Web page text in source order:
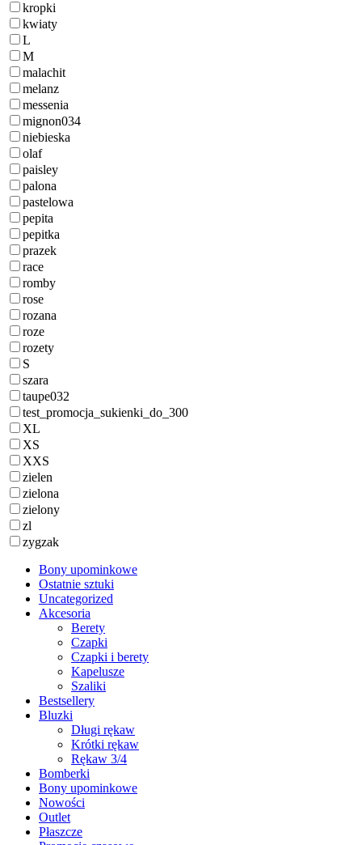
kropki
kwiaty
L
M
malachit
melanz
messenia
mignon034
niebieska
olaf
paisley
palona
pastelowa
pepita
pepitka
prazek
race
romby
rose
rozana
roze
rozety
S
szara
taupe032
test_promocja_sukienki_do_300
XL
XS
XXS
zielen
zielona
zielony
zl
zygzak
Bony upominkowe
Ostatnie sztuki
Uncategorized
Akcesoria
Berety
Czapki
Czapki i berety
Kapelusze
Szaliki
Bestsellery
Bluzki
Długi rękaw
Krótki rękaw
Rękaw 3/4
Bomberki
Bony upominkowe
Nowości
Outlet
Płaszcze